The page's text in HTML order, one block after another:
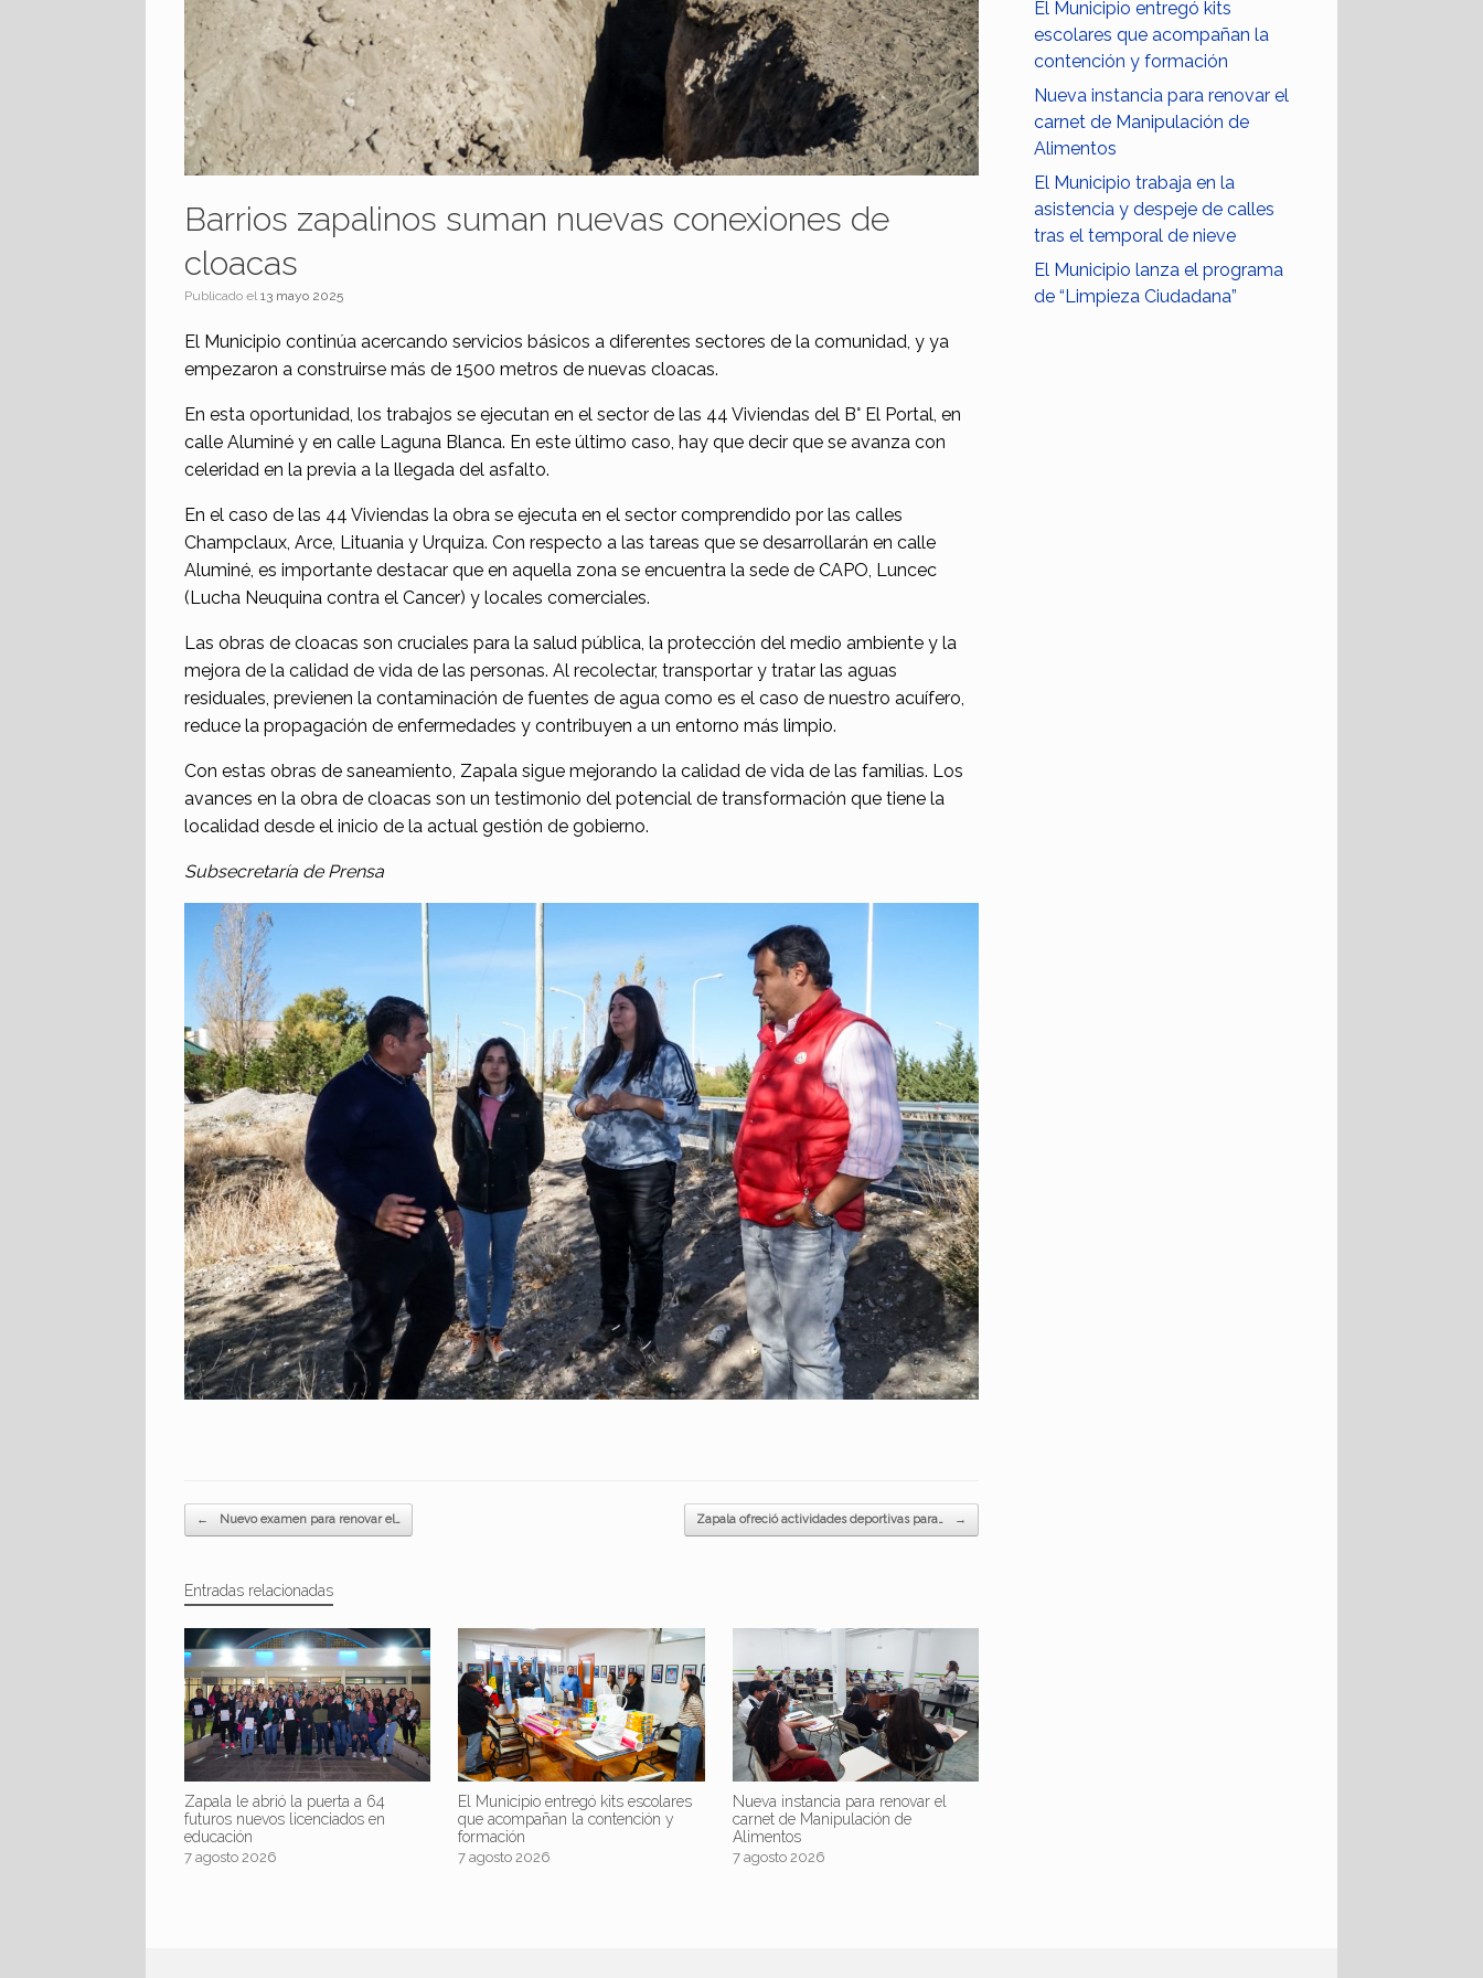
Barrios zapalinos suman nuevas conexiones de
cloacas
Publicado el13 mayo 2025
El Municipio continúa acercando servicios básicos a diferentes sectores de la comunidad, y ya
empezaron a construirse más de 1500 metros de nuevas cloacas.
En esta oportunidad, los trabajos se ejecutan en el sector de las 44 Viviendas del B° El Portal, en
calle Aluminé y en calle Laguna Blanca. En este último caso, hay que decir que se avanza con
celeridad en la previa a la llegada del asfalto.
En el caso de las 44 Viviendas la obra se ejecuta en el sector comprendido por las calles
Champclaux, Arce, Lituania y Urquiza. Con respecto a las tareas que se desarrollarán en calle
Aluminé, es importante destacar que en aquella zona se encuentra la sede de CAPO, Luncec
(Lucha Neuquina contra el Cancer) y locales comerciales.
Las obras de cloacas son cruciales para la salud pública, la protección del medio ambiente y la
mejora de la calidad de vida de las personas. Al recolectar, transportar y tratar las aguas
residuales, previenen la contaminación de fuentes de agua como es el caso de nuestro acuífero,
reduce la propagación de enfermedades y contribuyen a un entorno más limpio.
Con estas obras de saneamiento, Zapala sigue mejorando la calidad de vida de las familias. Los
avances en la obra de cloacas son un testimonio del potencial de transformación que tiene la
localidad desde el inicio de la actual gestión de gobierno.
Subsecretaría de Prensa
Navegador de artículos
← Nuevo examen para renovar el… Zapala ofreció actividades deportivas para… →
Entradas relacionadas
Zapala le abrió la puerta a 64
futuros nuevos licenciados en
educación
7 agosto 2026
El Municipio entregó kits escolares
que acompañan la contención y
formación
7 agosto 2026
Nueva instancia para renovar el
carnet de Manipulación de
Alimentos
7 agosto 2026
El Municipio entregó kits
escolares que acompañan la
contención y formación
Nueva instancia para renovar el
carnet de Manipulación de
Alimentos
El Municipio trabaja en la
asistencia y despeje de calles
tras el temporal de nieve
El Municipio lanza el programa
de “Limpieza Ciudadana”